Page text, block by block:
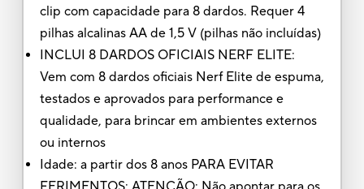
clip com capacidade para 8 dardos. Requer 4
pilhas alcalinas AA de 1,5 V (pilhas não incluídas)
INCLUI 8 DARDOS OFICIAIS NERF ELITE:
Vem com 8 dardos oficiais Nerf Elite de espuma,
testados e aprovados para performance e
qualidade, para brincar em ambientes externos
ou internos
Idade: a partir dos 8 anos PARA EVITAR